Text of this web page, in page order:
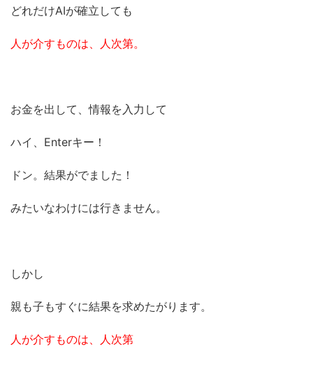
どれだけAIが確立しても
人が介すものは、人次第。
お金を出して、情報を入力して
ハイ、Enterキー！
ドン。結果がでました！
みたいなわけには行きません。
しかし
親も子もすぐに結果を求めたがります。
人が介すものは、人次第